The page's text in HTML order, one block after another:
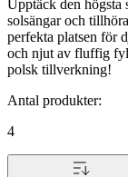
Upptäck den högsta
solsängar och
perfekta platsen för
och njut av fluffig
polsk tillverkning!
Antal produkter:
4